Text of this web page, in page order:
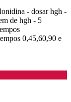
- dosar hgh -
de hgh - 5
0,45,60,90 e